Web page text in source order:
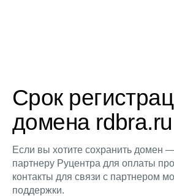
Срок
домена rdbra.ru
Если вы хотите сохранить домен
партнеру Руцентра для оплаты
контакты для связи с партнером
поддержки.